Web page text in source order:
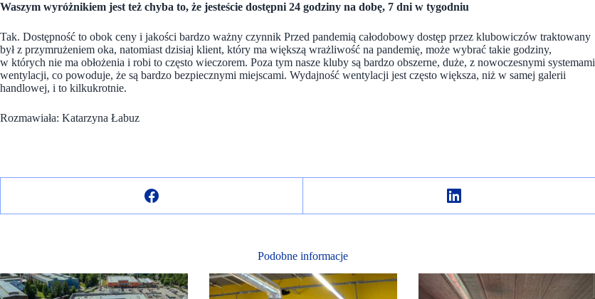
Waszym wyróżnikiem jest też chyba to, że jesteście dostępni 24 godziny na dobę, 7 dni w tygodniu
Tak. Dostępność to obok ceny i jakości bardzo ważny czynnik Przed pandemią całodobowy dostęp przez klubowiczów traktowany
był z przymrużeniem oka, natomiast dzisiaj klient, który ma większą wrażliwość na pandemię, może wybrać takie godziny,
w których nie ma obłożenia i robi to często wieczorem. Poza tym nasze kluby są bardzo obszerne, duże, z nowoczesnymi systemami
wentylacji, co powoduje, że są bardzo bezpiecznymi miejscami. Wydajność wentylacji jest często większa, niż w samej galerii
handlowej, i to kilkukrotnie.
Rozmawiała: Katarzyna Łabuz
Podobne informacje